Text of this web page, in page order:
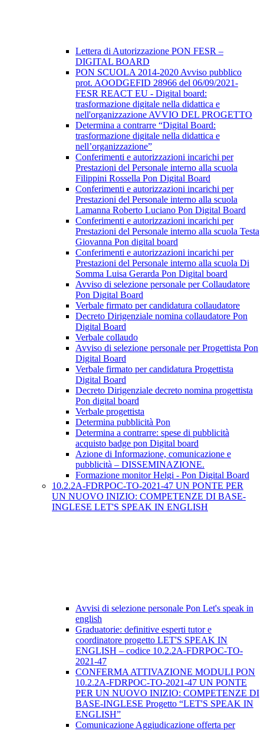
Lettera di Autorizzazione PON FESR –
DIGITAL BOARD
PON SCUOLA 2014-2020 Avviso pubblico
prot. AOODGEFID 28966 del 06/09/2021-
FESR REACT EU - Digital board:
trasformazione digitale nella didattica e
nell'organizzazione AVVIO DEL PROGETTO
Determina a contrarre “Digital Board:
trasformazione digitale nella didattica e
nell’organizzazione”
Conferimenti e autorizzazioni incarichi per
Prestazioni del Personale interno alla scuola
Filippini Rossella Pon Digital Board
Conferimenti e autorizzazioni incarichi per
Prestazioni del Personale interno alla scuola
Lamanna Roberto Luciano Pon Digital Board
Conferimenti e autorizzazioni incarichi per
Prestazioni del Personale interno alla scuola Testa
Giovanna Pon digital board
Conferimenti e autorizzazioni incarichi per
Prestazioni del Personale interno alla scuola Di
Somma Luisa Gerarda Pon Digital board
Avviso di selezione personale per Collaudatore
Pon Digital Board
Verbale firmato per candidatura collaudatore
Decreto Dirigenziale nomina collaudatore Pon
Digital Board
Verbale collaudo
Avviso di selezione personale per Progettista Pon
Digital Board
Verbale firmato per candidatura Progettista
Digital Board
Decreto Dirigenziale decreto nomina progettista
Pon digital board
Verbale progettista
Determina pubblicità Pon
Determina a contrarre: spese di pubblicità
acquisto badge pon Digital board
Azione di Informazione, comunicazione e
pubblicità – DISSEMINAZIONE.
Formazione monitor Helgi - Pon Digital Board
10.2.2A-FDRPOC-TO-2021-47 UN PONTE PER
UN NUOVO INIZIO: COMPETENZE DI BASE-
INGLESE LET'S SPEAK IN ENGLISH
Avvisi di selezione personale Pon Let's speak in
english
Graduatorie: definitive esperti tutor e
coordinatore progetto LET'S SPEAK IN
ENGLISH – codice 10.2.2A-FDRPOC-TO-
2021-47
CONFERMA ATTIVAZIONE MODULI PON
10.2.2A-FDRPOC-TO-2021-47 UN PONTE
PER UN NUOVO INIZIO: COMPETENZE DI
BASE-INGLESE Progetto “LET'S SPEAK IN
ENGLISH”
Comunicazione Aggiudicazione offerta per